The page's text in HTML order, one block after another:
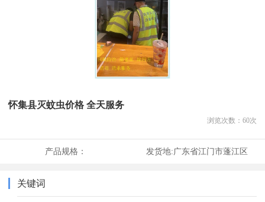
怀集县灭蚊虫价格 全天服务
浏览次数： 60次
产品规格： 发货地:广东省江门市蓬江区
关键词